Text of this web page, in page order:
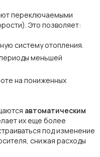
переключаемыми
Это позволяет:
систему отопления.
меньшей
на пониженных
автоматическим
их еще более
под изменение
снижая расходы